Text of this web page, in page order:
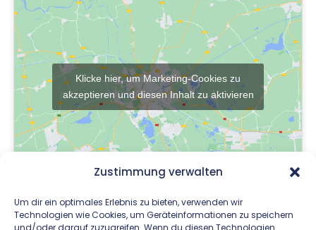
Zustimmung verwalten
Um dir ein optimales Erlebnis zu bieten, verwenden wir
Technologien wie Cookies, um Geräteinformationen zu speichern
und/oder darauf zuzugreifen. Wenn du diesen Technologien
Klicke hier, um Marketing-Cookies zu
akzeptieren und diesen Inhalt zu aktivieren